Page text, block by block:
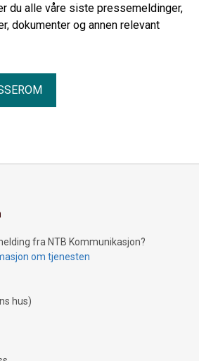
du alle våre siste pressemeldinger,
dokumenter og annen relevant
fra NTB Kommunikasjon?
om tjenesten
hus)